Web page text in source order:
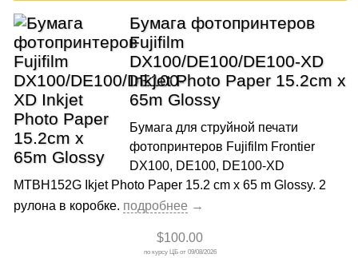
Бумага фотопринтеров
Fujifilm
DX100/DE100/DE100-XD
Inkjet Photo Paper 15.2cm x
65m Glossy
Бумага для струйной печати
фотопринтеров Fujifilm Frontier
DX100, DE100, DE100-XD
MTBH152G Ikjet Photo Paper 15.2 cm x 65 m Glossy. 2
рулона в коробке.
$100.00
09/08/2026